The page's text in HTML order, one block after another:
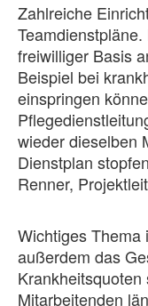
Zahlreiche
freiwilliger Basis
Beispiel bei
einspringen
wieder dieselben
Dienstplan
Renner,
Wichtiges Thema
außerdem das
Mitarbeitenden